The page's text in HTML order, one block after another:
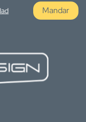
Mandar